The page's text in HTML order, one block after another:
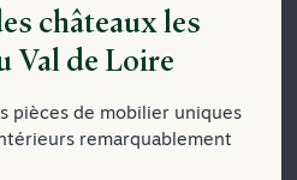
châteaux les
Val de Loire
pièces de mobilier uniques
remarquablement